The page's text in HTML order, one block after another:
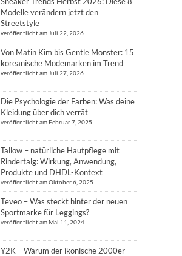
Modelle verändern jetzt den
Streetstyle
veröffentlicht am Juli 22, 2026
Von Matin Kim bis Gentle Monster: 15
koreanische Modemarken im Trend
veröffentlicht am Juli 27, 2026
Die Psychologie der Farben: Was deine
Kleidung über dich verrät
veröffentlicht am Februar 7, 2025
Tallow – natürliche Hautpflege mit
Rindertalg: Wirkung, Anwendung,
Produkte und DHDL-Kontext
veröffentlicht am Oktober 6, 2025
Teveo – Was steckt hinter der neuen
Sportmarke für Leggings?
veröffentlicht am Mai 11, 2024
Y2K – Warum der ikonische 2000er